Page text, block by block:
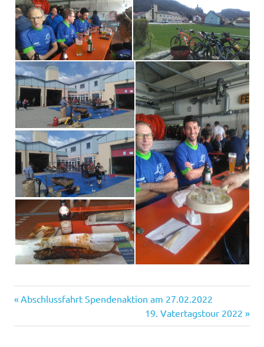
Beitragsnavigation
Vorheriger
Abschlussfahrt Spendenaktion am 27.02.2022
Nächster
Beitrag:
19. Vatertagstour 2022